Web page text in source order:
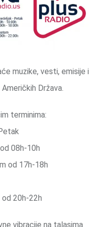
muzike, vesti, emisije i
Država.
terminima:
08h-10h
od 17h-18h
od 20h-22h
vibracije na talasima